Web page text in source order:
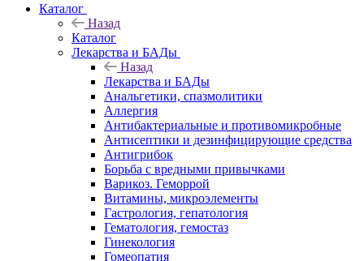
Каталог
Назад
Каталог
Лекарства и БАДы
Назад
Лекарства и БАДы
Анальгетики, спазмолитики
Аллергия
Антибактериальные и противомикробные
Антисептики и дезинфицирующие средства
Антигрибок
Борьба с вредными привычками
Варикоз. Геморрой
Витамины, микроэлементы
Гастрология, гепатология
Гематология, гемостаз
Гинекология
Гомеопатия